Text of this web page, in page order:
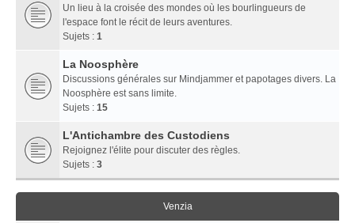
Un lieu à la croisée des mondes où les bourlingueurs de
l'espace font le récit de leurs aventures.
Sujets : 1
La Noosphère
Discussions générales sur Mindjammer et papotages divers. La
Noosphère est sans limite.
Sujets : 15
L'Antichambre des Custodiens
Rejoignez l'élite pour discuter des règles.
Sujets : 3
Venzia